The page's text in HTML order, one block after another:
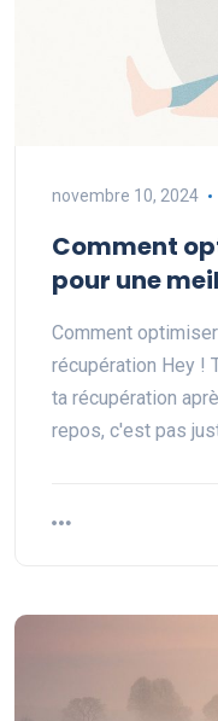
novembre 10, 2024
Comment
pour une
Comment
récupération Hey !
ta récupération
repos, c'est pas